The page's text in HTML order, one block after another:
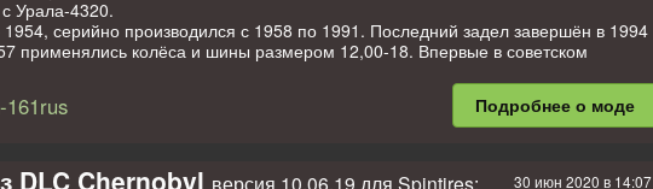
отключена.
аддонов, текстур: -sapper- (Сергей Косарев); Максим Пионер, Darius
Ronnie
RedPow за предоставленный полуприцеп ОДАЗ
Урала-4320.
серийно производился с 1958 по 1991. Последний задел завершён в 1994
применялись колёса и шины размером 12,00-18. Впервые в советском
давления в автомобильных шинах. Серьёзным недостатком для столь тяжёлого
отсутствие гидравлического усилителя рулевого управления.Подробнее о моде
161rus
30 июн 2020 в 14:07
DLC Chernobyl версия 10.06.19 для Spintires: